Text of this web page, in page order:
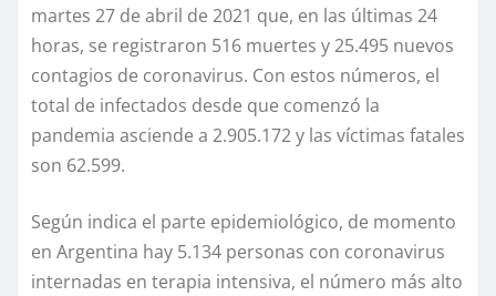
martes 27 de abril de 2021 que, en las últimas 24
horas, se registraron 516 muertes y 25.495 nuevos
contagios de coronavirus. Con estos números, el
total de infectados desde que comenzó la
pandemia asciende a 2.905.172 y las víctimas fatales
son 62.599.
Según indica el parte epidemiológico, de momento
en Argentina hay 5.134 personas con coronavirus
internadas en terapia intensiva, el número más alto